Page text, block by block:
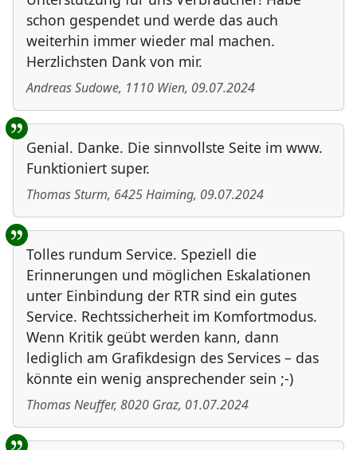
schon gespendet und werde das auch
weiterhin immer wieder mal machen.
Herzlichsten Dank von mir.
Andreas Sudowe, 1110 Wien, 09.07.2024
Genial. Danke. Die sinnvollste Seite im www.
Funktioniert super.
Thomas Sturm, 6425Haiming, 09.07.2024
Tolles rundum Service. Speziell die
Erinnerungen und möglichen Eskalationen
unter Einbindung der RTR sind ein gutes
Service. Rechtssicherheit im Komfortmodus.
Wenn Kritik geübt werden kann, dann
lediglich am Grafikdesign des Services – das
könnte ein wenig ansprechender sein ;-)
Thomas Neuffer, 8020 Graz, 01.07.2024